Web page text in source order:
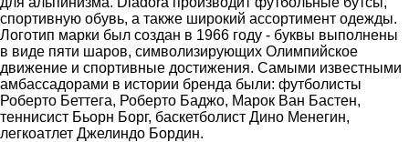
спортивную обувь, а также широкий ассортимент одежды.
Логотип марки был создан в 1966 году - буквы выполнены
в виде пяти шаров, символизирующих Олимпийское
движение и спортивные достижения. Самыми известными
амбассадорами в истории бренда были: футболисты
Роберто Беттега, Роберто Баджо, Марок Ван Бастен,
теннисист Бьорн Борг, баскетболист Дино Менегин,
легкоатлет Джелиндо Бордин.